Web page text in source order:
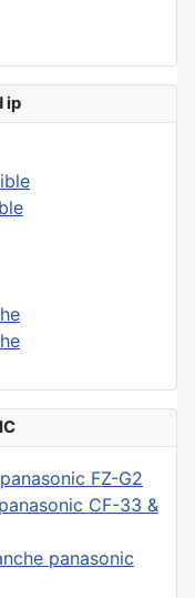
ip
FZ-G2
CF-33 &
panasonic